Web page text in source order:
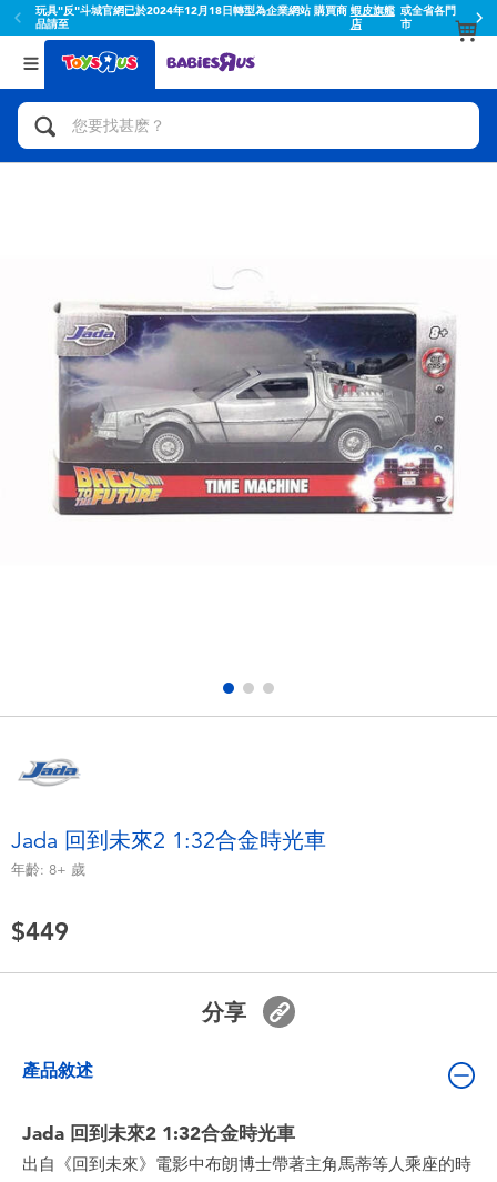
玩具"反"斗城官網已於2024年12月18日轉型為企業網站 購買商
品請至
蝦皮旗艦
店
或全省各門
市
返回
分類目錄
人氣英雄,角色扮演,射擊玩具
玩具車,貨車,火車及遙控系列
手工藝,文具,蠟筆,泥膠,畫板
娃娃, 芭比,收藏公仔
電子玩具
電池
任天堂 Switch
返回
品牌
Toy Story玩具總動員
Fuggler
Miniso名創優品
playpop
LEGO樂高
Jada 回到未來2 1:32合金時光車
年齡: 8+ 歲
$449
分享
產品敘述
Jada 回到未來2 1:32合金時光車
出自《回到未來》電影中布朗博士帶著主角馬蒂等人乘座的時